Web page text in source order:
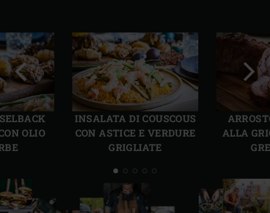
OLIO
INSALATA DI COUSCOUS
CON ASTICE E VERDURE
GRIGLIATE
ALLA
Precedente